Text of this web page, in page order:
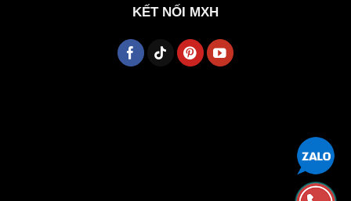
KẾT NỐI MXH